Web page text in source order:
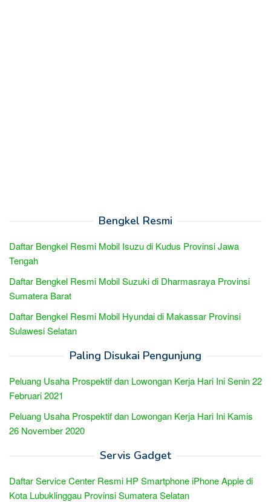
Bengkel Resmi
Daftar Bengkel Resmi Mobil Isuzu di Kudus Provinsi Jawa
Tengah
Daftar Bengkel Resmi Mobil Suzuki di Dharmasraya Provinsi
Sumatera Barat
Daftar Bengkel Resmi Mobil Hyundai di Makassar Provinsi
Sulawesi Selatan
Paling Disukai Pengunjung
Peluang Usaha Prospektif dan Lowongan Kerja Hari Ini Senin 22
Februari 2021
Peluang Usaha Prospektif dan Lowongan Kerja Hari Ini Kamis
26 November 2020
Servis Gadget
Daftar Service Center Resmi HP Smartphone iPhone Apple di
Kota Lubuklinggau Provinsi Sumatera Selatan